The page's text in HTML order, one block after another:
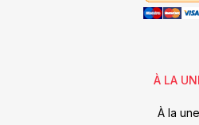
À LA
À la une